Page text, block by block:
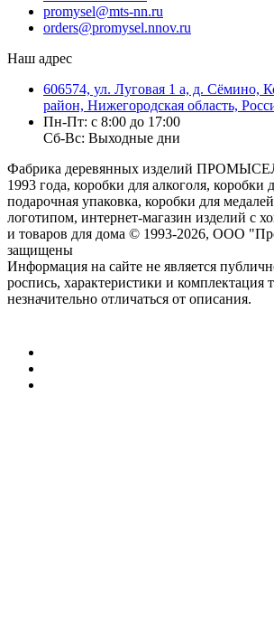
promysel@mts-nn.ru
orders@promysel.nnov.ru
Наш адрес
606574, ул. Луговая 1 а, д. Сёмино,
район, Нижегородская область,
Пн-Пт: с 8:00 до 17:00
Сб-Вс: Выходные дни
Фабрика деревянных изделий
1993 года, коробки для алкоголя, коробки
подарочная упаковка, коробки для
логотипом, интернет-магазин изделий с
и товаров для дома © 1993-2026, ООО
защищены
Информация на сайте не является
роспись, характеристики и комплектация
незначительно отличаться от описания.